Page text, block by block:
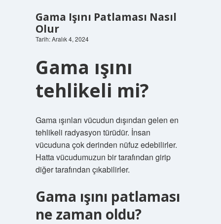
Gama Işını Patlaması Nasıl
Olur
Tarih: Aralık 4, 2024
Gama ışını
tehlikeli mi?
Gama ışınları vücudun dışından gelen en
tehlikeli radyasyon türüdür. İnsan
vücuduna çok derinden nüfuz edebilirler.
Hatta vücudumuzun bir tarafından girip
diğer tarafından çıkabilirler.
Gama ışını patlaması
ne zaman oldu?